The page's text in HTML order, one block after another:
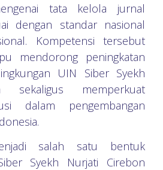
tata kelola jurnal
dengan standar nasional
Kompetensi tersebut
mendorong peningkatan
UIN Siber Syekh
sekaligus memperkuat
dalam pengembangan
salah satu bentuk
Syekh Nurjati Cirebon